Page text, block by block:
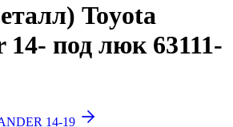
Toyota
под люк 63111-
14-19